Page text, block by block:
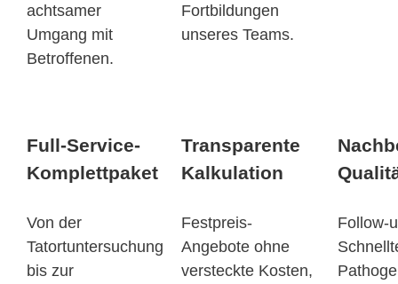
achtsamer
Umgang mit
Betroffenen.
Fortbildungen
unseres Teams.
Full-Service-
Komplettpaket
Von der
Tatortuntersuchung
bis zur
Transparente
Kalkulation
Festpreis-
Angebote ohne
versteckte Kosten,
Follow-